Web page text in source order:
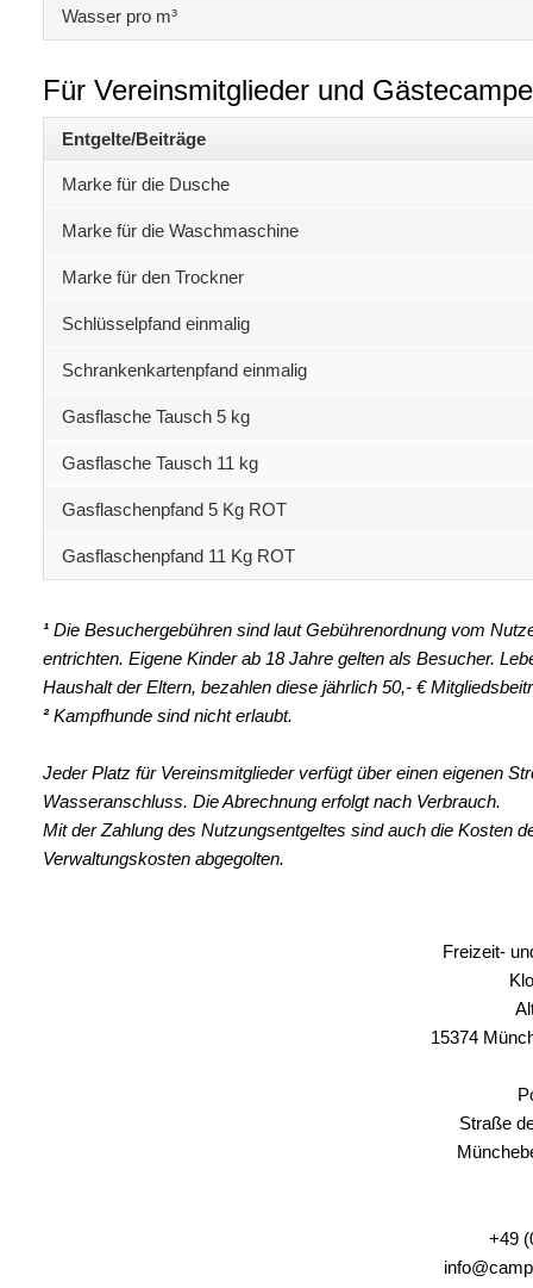
Wasser pro m³
Für Vereinsmitglieder und
Entgelte/Beiträge
Marke für die Dusche
Marke für die Waschmaschine
Marke für den Trockner
Schlüsselpfand einmalig
Schrankenkartenpfand einmalig
Gasflasche Tausch 5 kg
Gasflasche Tausch 11 kg
Gasflaschenpfand 5 Kg ROT
Gasflaschenpfand 11 Kg ROT
¹ Die Besuchergebühren sind laut Gebührenordnung vom
entrichten. Eigene Kinder ab 18 Jahre gelten als Besucher.
Haushalt der Eltern, bezahlen diese jährlich 50,- €
²Kampfhunde sind nicht erlaubt.
Jeder Platz für Vereinsmitglieder verfügt über einen eigenen
Wasseranschluss. Die Abrechnung erfolgt nach Verbrauch.
Mit der Zahlung des Nutzungsentgeltes sind auch die Kosten
Verwaltungskosten abgegolten.
Freizeit-
15374
Straße
+49